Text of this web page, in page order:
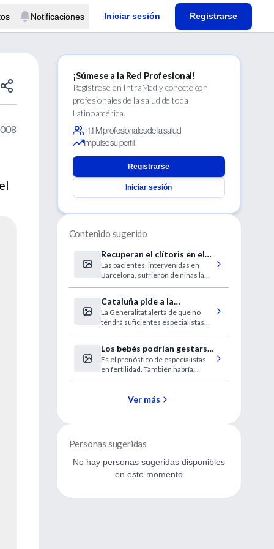
Notificaciones Iniciar sesión Registrarse
¡Súmese a la Red Profesional!
Regístrese en IntraMed y conecte con
profesionales de la salud de toda
Latinoamérica.
+1.1 M profesionales de la salud
Impulse su perfil
Registrarse
Iniciar sesión
Contenido sugerido
Recuperan el clítoris en el
quirófano
Las pacientes, intervenidas en
Barcelona, sufrieron de niñas la
Cataluña pide a la
desesperada médicos
extranjeros sin homologar
La Generalitat alerta de que no
tendrá suficientes especialistas
Los bebés podrían gestarse
en el futuro con placentas
artificiales
Es el pronóstico de especialistas
en fertilidad. También habría
Ver más
Personas sugeridas
No hay personas sugeridas disponibles
en este momento